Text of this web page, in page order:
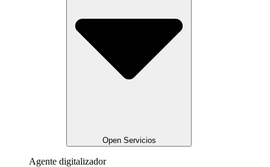
Open Servicios
Agente digitalizador